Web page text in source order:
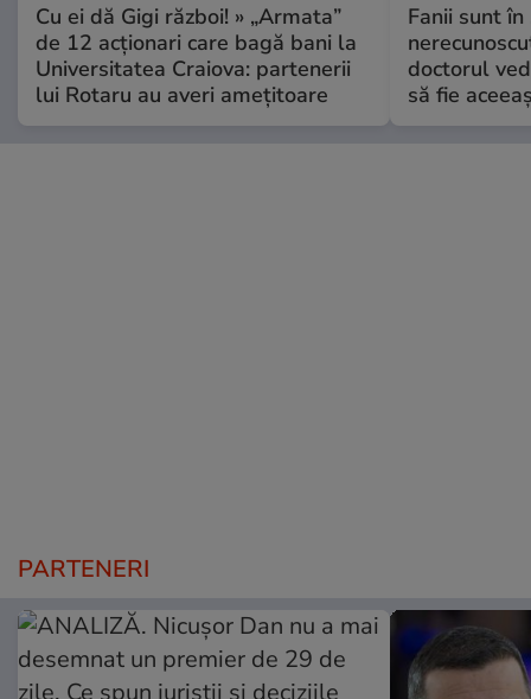
Cu ei dă Gigi război! » „Armata”
de 12 acționari care bagă bani la
Universitatea Craiova: partenerii
lui Rotaru au averi amețitoare
Fanii sunt în
doctorul
să fie
PARTENERI